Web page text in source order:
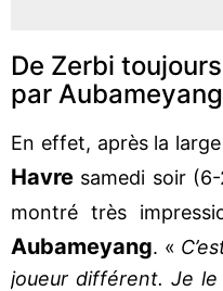
De Zerbi
par Aubameyang
En effet, après la
Havre samedi soir
montré très
Aubameyang. «
joueur différent. Je